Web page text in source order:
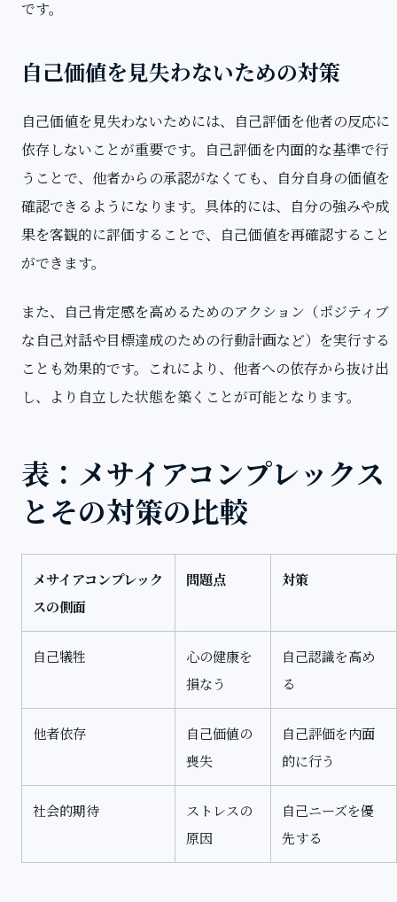
です。
自己価値を見失わないための対策
自己価値を見失わないためには、自己評価を他者の反応に
依存しないことが重要です。自己評価を内面的な基準で行
うことで、他者からの承認がなくても、自分自身の価値を
確認できるようになります。具体的には、自分の強みや成
果を客観的に評価することで、自己価値を再確認すること
ができます。
また、自己肯定感を高めるためのアクション（ポジティブ
な自己対話や目標達成のための行動計画など）を実行する
ことも効果的です。これにより、他者への依存から抜け出
し、より自立した状態を築くことが可能となります。
表：メサイアコンプレックス
とその対策の比較
メサイアコンプレック
スの側面
問題点 対策
自己犠牲
心の健康を
損なう
自己認識を高め
る
他者依存
自己価値の
喪失
自己評価を内面
的に行う
社会的期待
ストレスの
原因
自己ニーズを優
先する